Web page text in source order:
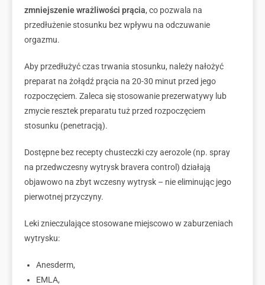
zmniejszenie wrażliwości prącia, co pozwala na
przedłużenie stosunku bez wpływu na odczuwanie
orgazmu.
Aby przedłużyć czas trwania stosunku, należy nałożyć
preparat na żołądź prącia na 20-30 minut przed jego
rozpoczęciem. Zaleca się stosowanie prezerwatywy lub
zmycie resztek preparatu tuż przed rozpoczęciem
stosunku (penetracją).
Dostępne bez recepty chusteczki czy aerozole (np. spray
na przedwczesny wytrysk bravera control) działają
objawowo na zbyt wczesny wytrysk – nie eliminując jego
pierwotnej przyczyny.
Leki znieczulające stosowane miejscowo w zaburzeniach
wytrysku:
Anesderm,
EMLA,